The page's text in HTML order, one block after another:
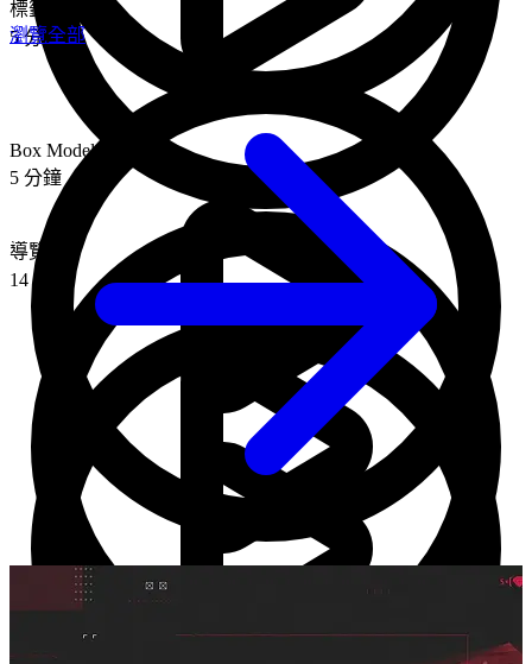
標籤與元素
5 分鐘
標題與連結
4 分鐘
Box Model
5 分鐘
導覽列
14 分鐘
瀏覽全部